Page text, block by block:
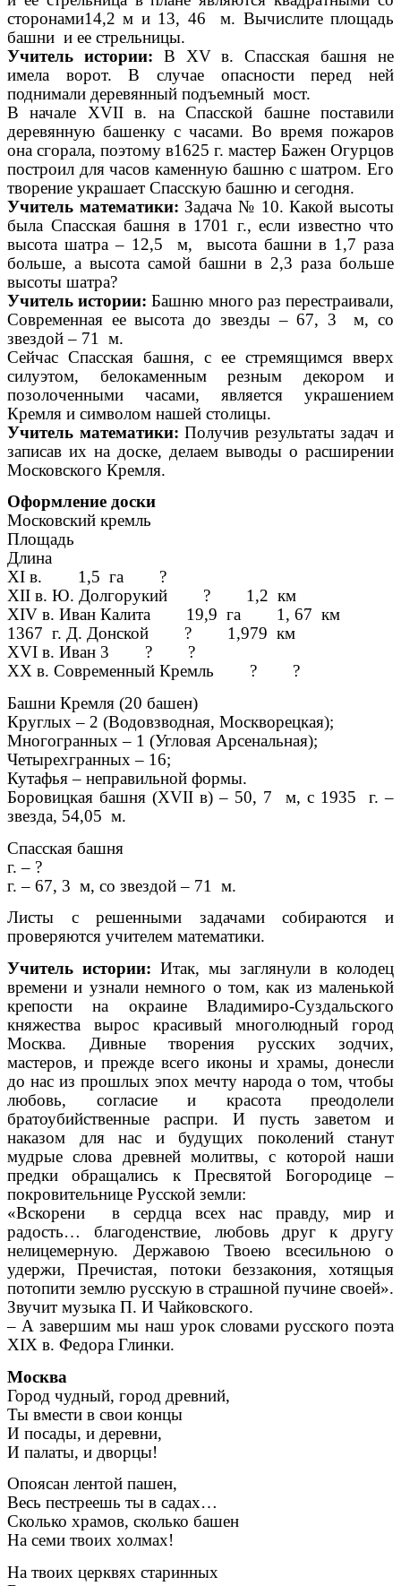
сторонами14,2 м и 13, 46 м. Вычислите площадь
башни и ее стрельницы.
Учитель истории: В XV в. Спасская башня не
имела ворот. В случае опасности перед ней
поднимали деревянный подъемный мост.
В начале XVII в. на Спасской башне поставили
деревянную башенку с часами. Во время пожаров
она сгорала, поэтому в1625 г. мастер Бажен Огурцов
построил для часов каменную башню с шатром. Его
творение украшает Спасскую башню и сегодня.
Учитель математики: Задача № 10. Какой высоты
была Спасская башня в 1701 г., если известно что
высота шатра – 12,5 м, высота башни в 1,7 раза
больше, а высота самой башни в 2,3 раза больше
высоты шатра?
Учитель истории: Башню много раз перестраивали,
Современная ее высота до звезды – 67, 3 м, со
звездой – 71 м.
Сейчас Спасская башня, с ее стремящимся вверх
силуэтом, белокаменным резным декором и
позолоченными часами, является украшением
Кремля и символом нашей столицы.
Учитель математики: Получив результаты задач и
записав их на доске, делаем выводы о расширении
Московского Кремля.
Оформление доски
Московский кремль
Площадь
Длина
XI в. 1,5 га ?
XII в. Ю. Долгорукий ? 1,2 км
XIV в. Иван Калита 19,9 га 1, 67 км
1367 г. Д. Донской ? 1,979 км
XVI в. Иван 3 ? ?
XX в. Современный Кремль ? ?
Башни Кремля (20 башен)
Круглых – 2 (Водовзводная, Москворецкая);
Многогранных – 1 (Угловая Арсенальная);
Четырехгранных – 16;
Кутафья – неправильной формы.
Боровицкая башня (XVII в) – 50, 7 м, с 1935 г. –
звезда, 54,05 м.
Спасская башня
г. – ?
г. – 67, 3 м, со звездой – 71 м.
Листы с решенными задачами собираются и
проверяются учителем математики.
Учитель истории: Итак, мы заглянули в колодец
времени и узнали немного о том, как из маленькой
крепости на окраине Владимиро-Суздальского
княжества вырос красивый многолюдный город
Москва. Дивные творения русских зодчих,
мастеров, и прежде всего иконы и храмы, донесли
до нас из прошлых эпох мечту народа о том, чтобы
любовь, согласие и красота преодолели
братоубийственные распри. И пусть заветом и
наказом для нас и будущих поколений станут
мудрые слова древней молитвы, с которой наши
предки обращались к Пресвятой Богородице –
покровительнице Русской земли:
«Вскорени в сердца всех нас правду, мир и
радость… благоденствие, любовь друг к другу
нелицемерную. Державою Твоею всесильною о
удержи, Пречистая, потоки беззакония, хотящыя
потопити землю русскую в страшной пучине своей».
Звучит музыка П. И Чайковского.
– А завершим мы наш урок словами русского поэта
XIX в. Федора Глинки.
Москва
Город чудный, город древний,
Ты вмести в свои концы
И посады, и деревни,
И палаты, и дворцы!
Опоясан лентой пашен,
Весь пестреешь ты в садах…
Сколько храмов, сколько башен
На семи твоих холмах!
На твоих церквях старинных